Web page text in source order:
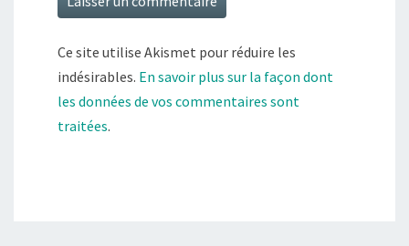
Ce site utilise Akismet pour réduire les
indésirables. En savoir plus sur la façon dont
les données de vos commentaires sont
traitées.